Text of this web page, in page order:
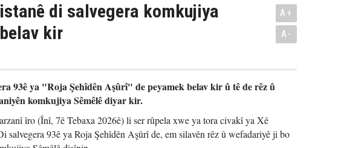
di salvegera komkujiya
kir
A+
A-
93ê ya "Roja Şehîdên Aşûrî" de peyamek belav kir û tê de rêz û
komkujiya Sêmêlê diyar kir.
îro (Înî, 7ê Tebaxa 2026ê) li ser rûpela xwe ya tora civakî ya Xê
salvegera 93ê ya Roja Şehîdên Aşûrî de, em silavên rêz û wefadariyê ji bo